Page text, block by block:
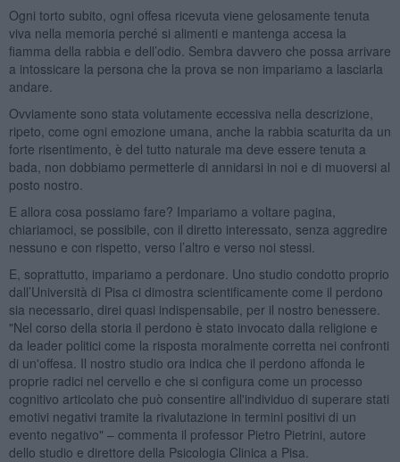
Ogni torto subito, ogni offesa ricevuta viene gelosamente tenuta
viva nella memoria perché si alimenti e mantenga accesa la
fiamma della rabbia e dell’odio. Sembra davvero che possa arrivare
a intossicare la persona che la prova se non impariamo a lasciarla
andare.
Ovviamente sono stata volutamente eccessiva nella descrizione,
ripeto, come ogni emozione umana, anche la rabbia scaturita da un
forte risentimento, è del tutto naturale ma deve essere tenuta a
bada, non dobbiamo permetterle di annidarsi in noi e di muoversi al
posto nostro.
E allora cosa possiamo fare? Impariamo a voltare pagina,
chiariamoci, se possibile, con il diretto interessato, senza aggredire
nessuno e con rispetto, verso l’altro e verso noi stessi.
E, soprattutto, impariamo a perdonare. Uno studio condotto proprio
dall’Università di Pisa ci dimostra scientificamente come il perdono
sia necessario, direi quasi indispensabile, per il nostro benessere.
"Nel corso della storia il perdono è stato invocato dalla religione e
da leader politici come la risposta moralmente corretta nei confronti
di un'offesa. Il nostro studio ora indica che il perdono affonda le
proprie radici nel cervello e che si configura come un processo
cognitivo articolato che può consentire all'individuo di superare stati
emotivi negativi tramite la rivalutazione in termini positivi di un
evento negativo" – commenta il professor Pietro Pietrini, autore
dello studio e direttore della Psicologia Clinica a Pisa.